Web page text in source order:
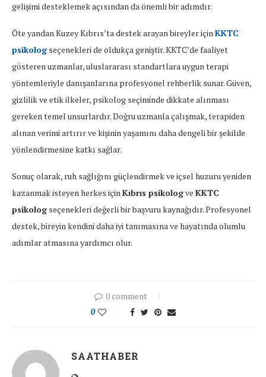
gelişimi desteklemek açısından da önemli bir adımdır.
Öte yandan Kuzey Kıbrıs’ta destek arayan bireyler içinKKTC
psikolog seçenekleri de oldukça geniştir. KKTC’de faaliyet
gösteren uzmanlar, uluslararası standartlara uygun terapi
yöntemleriyle danışanlarına profesyonel rehberlik sunar. Güven,
gizlilik ve etik ilkeler, psikolog seçiminde dikkate alınması
gereken temel unsurlardır. Doğru uzmanla çalışmak, terapiden
alınan verimi artırır ve kişinin yaşamını daha dengeli bir şekilde
yönlendirmesine katkı sağlar.
Sonuç olarak, ruh sağlığını güçlendirmek ve içsel huzuru yeniden
kazanmak isteyen herkes içinKıbrıs psikologve KKTC
psikolog seçenekleri değerli bir başvuru kaynağıdır. Profesyonel
destek, bireyin kendini daha iyi tanımasına ve hayatında olumlu
adımlar atmasına yardımcı olur.
0 comment
0
SAATHABER